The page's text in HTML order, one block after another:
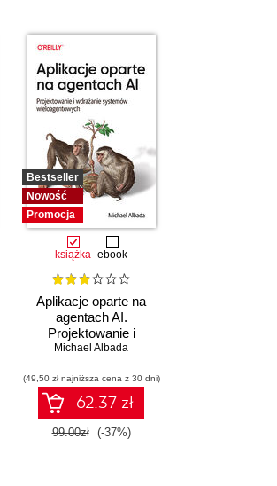
Bestseller
Nowość
Promocja
książka ebook
Aplikacje oparte na
agentach AI.
Projektowanie i
wdrażanie systemów
Michael Albada
(49,50 zł najniższa cena z 30 dni)
62.37 zł
99.00zł (-37%)